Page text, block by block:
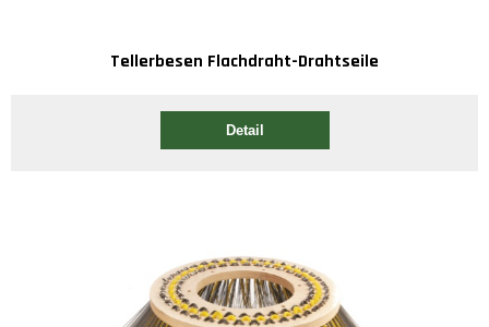
Tellerbesen Flachdraht-Drahtseile
Detail